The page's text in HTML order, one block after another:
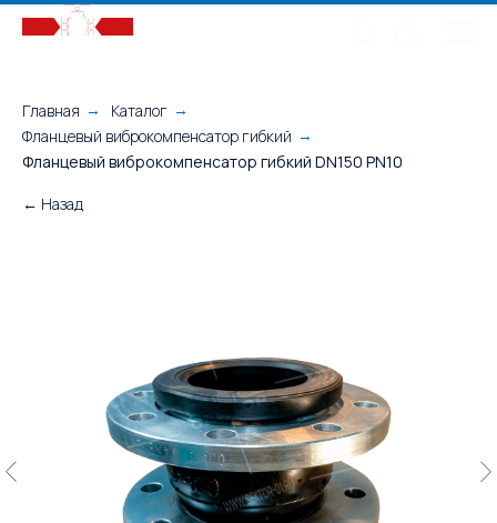
Главная → Каталог →
Фланцевый виброкомпенсатор гибкий →
Фланцевый виброкомпенсатор гибкий DN150 PN10
← Назад